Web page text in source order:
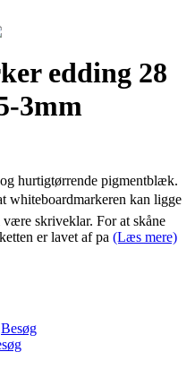
edding 28
3mm
hurtigtørrende pigmentblæk.
whiteboardmarkeren kan ligge
skriveklar. For at skåne
er lavet af pa (Læs mere)
Besøg